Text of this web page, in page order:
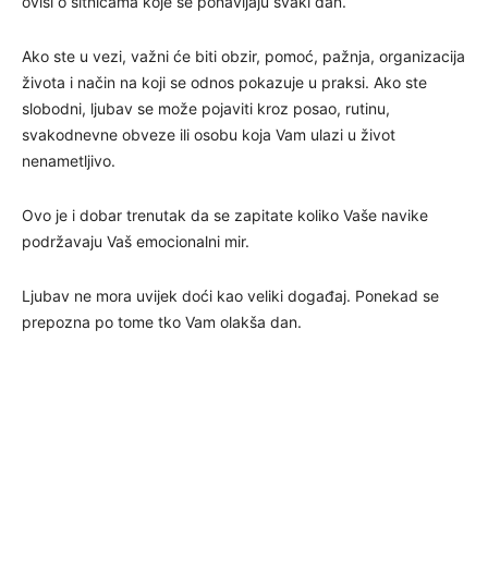
Ako ste u vezi, važni će biti obzir, pomoć, pažnja, organizacija
života i način na koji se odnos pokazuje u praksi. Ako ste
slobodni, ljubav se može pojaviti kroz posao, rutinu,
svakodnevne obveze ili osobu koja Vam ulazi u život
nenametljivo.
Ovo je i dobar trenutak da se zapitate koliko Vaše navike
podržavaju Vaš emocionalni mir.
Ljubav ne mora uvijek doći kao veliki događaj. Ponekad se
prepozna po tome tko Vam olakša dan.